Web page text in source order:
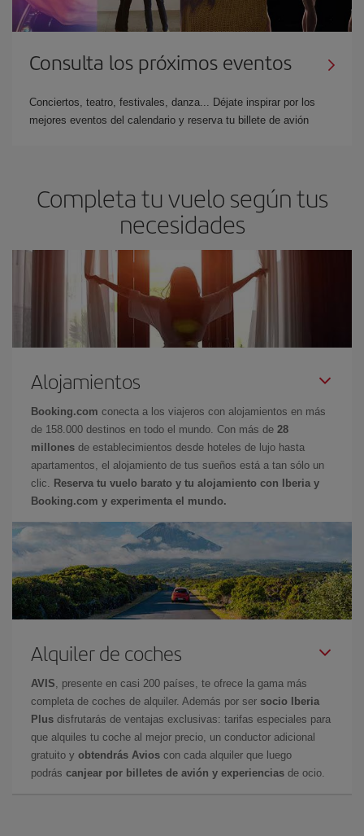
Consulta los próximos eventos
Conciertos, teatro, festivales, danza... Déjate inspirar por los
mejores eventos del calendario y reserva tu billete de avión
Completa tu vuelo según tus
necesidades
Alojamientos
Booking.com conecta a los viajeros con alojamientos en más
de 158.000 destinos en todo el mundo. Con más de 28
millones de establecimientos desde hoteles de lujo hasta
apartamentos, el alojamiento de tus sueños está a tan sólo un
clic.
Reserva tu vuelo barato y tu alojamiento con Iberia y
Booking.com y experimenta el mundo.
Alquiler de coches
AVIS , presente en casi 200 países, te ofrece la gama más
completa de coches de alquiler. Además por ser socio Iberia
Plus disfrutarás de ventajas exclusivas: tarifas especiales para
que alquiles tu coche al mejor precio, un conductor adicional
gratuito y obtendrás Avios con cada alquiler que luego
podrás canjear por billetes de avión y experiencias de ocio.